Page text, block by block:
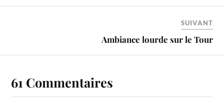
SUIVANT
Ambiance lourde sur le Tour
61 Commentaires